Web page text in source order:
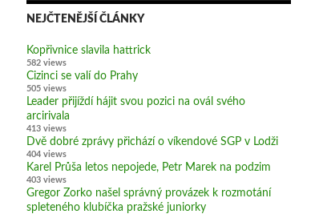
NEJČTENĚJŠÍ ČLÁNKY
Kopřivnice slavila hattrick
582 views
Cizinci se valí do Prahy
505 views
Leader přijíždí hájit svou pozici na ovál svého
arcirivala
413 views
Dvě dobré zprávy přichází o víkendové SGP v Lodži
404 views
Karel Průša letos nepojede, Petr Marek na podzim
403 views
Gregor Zorko našel správný provázek k rozmotání
spleteného klubíčka pražské juniorky